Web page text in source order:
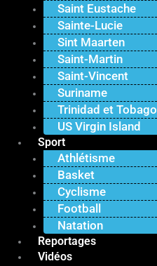
Saint Eustache
Sainte-Lucie
Sint Maarten
Saint-Martin
Saint-Vincent
Suriname
Trinidad et Tobago
US Virgin Island
Sport
Athlétisme
Basket
Cyclisme
Football
Natation
Reportages
Vidéos